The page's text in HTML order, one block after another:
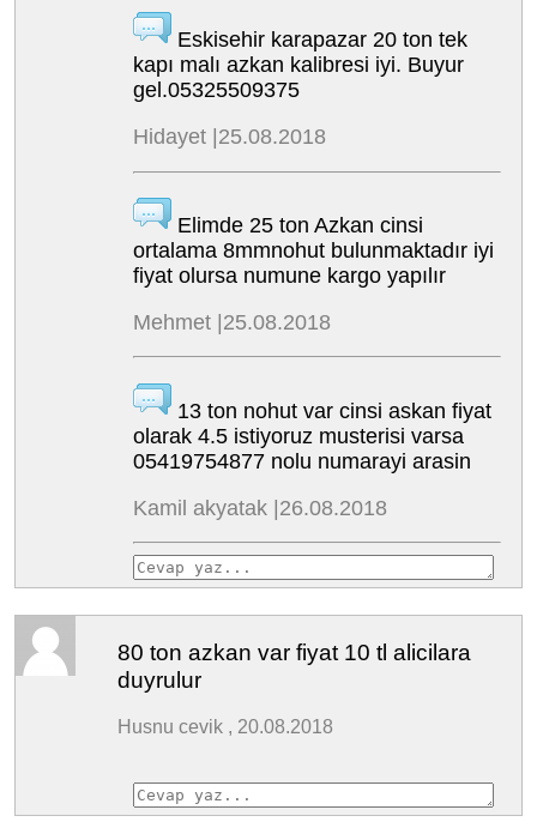
Eskisehir karapazar 20 ton tek
kapı malı azkan kalibresi iyi. Buyur
gel.05325509375
Hidayet |25.08.2018
Elimde 25 ton Azkan cinsi
ortalama 8mmnohut bulunmaktadır iyi
fiyat olursa numune kargo yapılır
Mehmet |25.08.2018
13 ton nohut var cinsi askan fiyat
olarak 4.5 istiyoruz musterisi varsa
05419754877 nolu numarayi arasin
Kamil akyatak |26.08.2018
80 ton azkan var fiyat 10 tl alicilara
duyrulur
Husnu cevik , 20.08.2018